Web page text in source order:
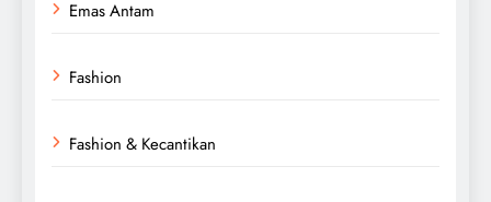
Emas Antam
Fashion
Fashion & Kecantikan